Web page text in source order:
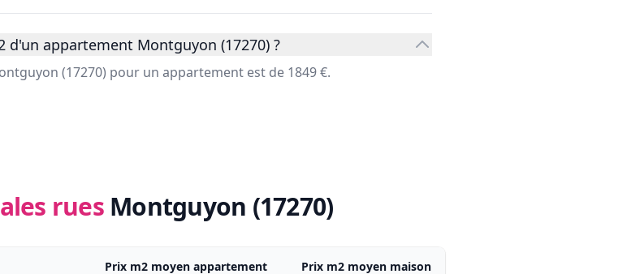
appartement Montguyon (17270) ?
(17270) pour un appartement est de 1849 €.
rues Montguyon (17270)
Prix m2 moyen appartement Prix m2 moyen maison